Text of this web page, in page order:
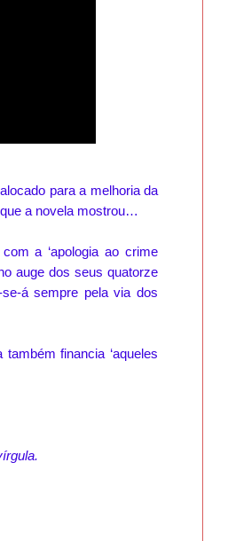
para a melhoria da
a novela mostrou…
a ‘apologia ao crime
auge dos seus quatorze
á sempre pela via dos
financia ‘aqueles